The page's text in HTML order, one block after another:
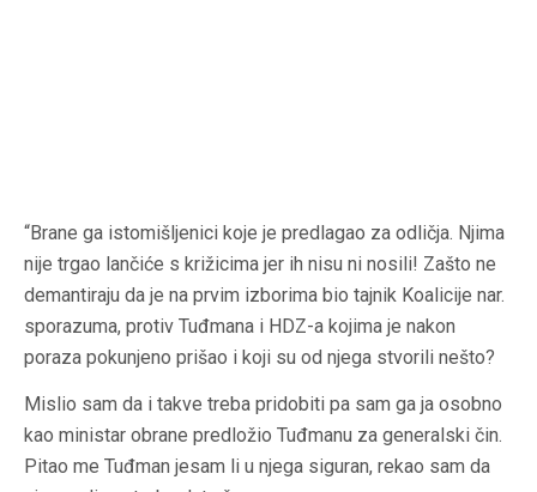
“Brane ga istomišljenici koje je predlagao za odličja. Njima
nije trgao lančiće s križicima jer ih nisu ni nosili! Zašto ne
demantiraju da je na prvim izborima bio tajnik Koalicije nar.
sporazuma, protiv Tuđmana i HDZ-a kojima je nakon
poraza pokunjeno prišao i koji su od njega stvorili nešto?
Mislio sam da i takve treba pridobiti pa sam ga ja osobno
kao ministar obrane predložio Tuđmanu za generalski čin.
Pitao me Tuđman jesam li u njega siguran, rekao sam da